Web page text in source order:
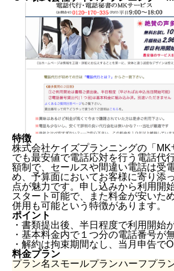
特徴
株式会社ケイズプランニングの「
でも最安値で電話応対を行う電話代
額制で、セールスや間違い電話は受
め、予算面においてお客様に寄り添
点が魅力です。申し込みから利用開
スタート可能で、また料金が安いた
併用も可能という特徴があります。
ポイント
・書類提出後、半日程度で利用開始
・基本料金内で１つ分の電話番号が
・解約は拘束期間なし、当月申告で
料金プラン
プラン名スモールプランハーフプラ
バックオフィス全般に強み！電話代
選
電話代行・秘書代行会社を選ぶポイ
まとめ